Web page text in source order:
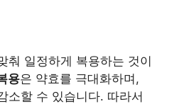
춰 일정하게 복용하는 것이
용은 약효를 극대화하며,
소할 수 있습니다. 따라서